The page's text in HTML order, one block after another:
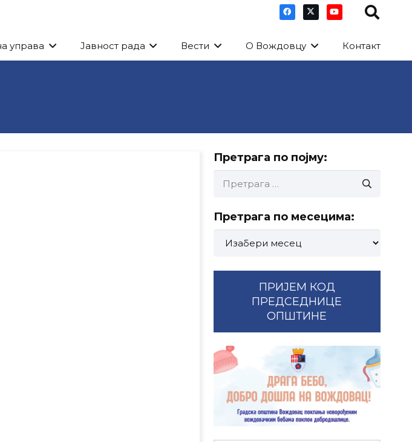
управа Јавност рада Вести О Вождовцу Контакт
Претрага по појму:
за:
Претрага по месецима:
ПРИЈЕМ КОД
ПРЕДСЕДНИЦЕ
ОПШТИНЕ